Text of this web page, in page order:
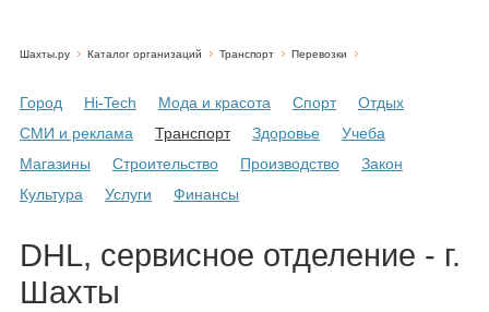
Объявления
Шахты.ру Каталог организаций Транспорт Перевозки
Город Hi-Tech Мода и красота Спорт
Отдых
СМИ и реклама
Транспорт Здоровье
Учеба
Магазины
Строительство Производство
Закон
Культура
Услуги Финансы
DHL, сервисное отделение - г.
Шахты